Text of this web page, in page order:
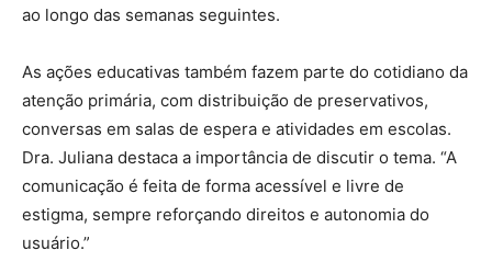
ao longo das semanas seguintes.
As ações educativas também fazem parte do cotidiano da
atenção primária, com distribuição de preservativos,
conversas em salas de espera e atividades em escolas.
Dra. Juliana destaca a importância de discutir o tema. “A
comunicação é feita de forma acessível e livre de
estigma, sempre reforçando direitos e autonomia do
usuário.”